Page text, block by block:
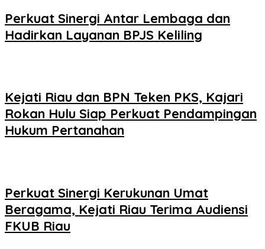
Perkuat Sinergi Antar Lembaga dan
Hadirkan Layanan BPJS Keliling
Kejati Riau dan BPN Teken PKS, Kajari
Rokan Hulu Siap Perkuat Pendampingan
Hukum Pertanahan
Perkuat Sinergi Kerukunan Umat
Beragama, Kejati Riau Terima Audiensi
FKUB Riau